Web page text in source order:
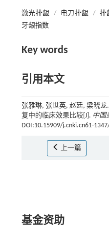
激光排龈 / 电刀排龈 / 排
牙龈指数
Key words
引用本文
张雅琳, 张世英, 赵廷, 梁晓
复中的临床效果比较[J]. 中国
DOI:10.15909/j.cnki.cn61-
上一篇
基金资助